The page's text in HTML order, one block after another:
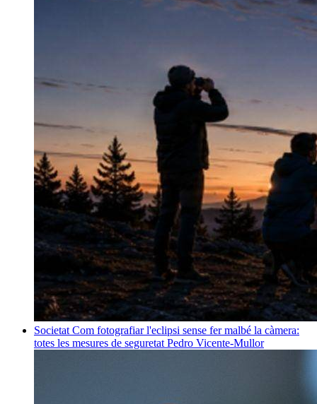
Societat Com fotografiar l'eclipsi sense fer malbé la càmera:
totes les mesures de seguretat Pedro Vicente-Mullor